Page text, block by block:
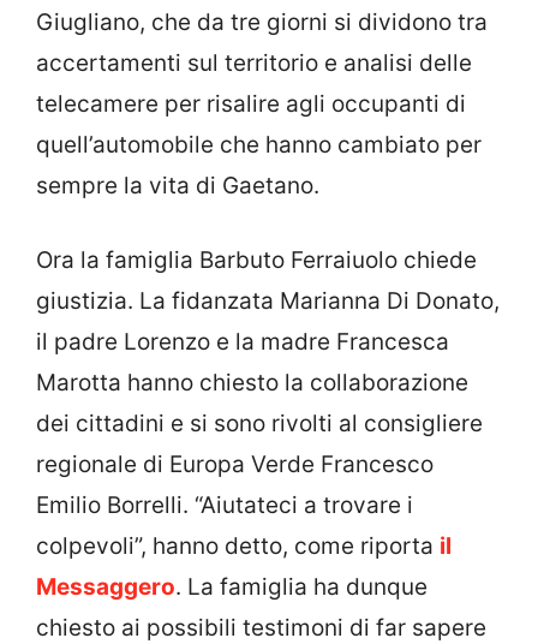
Giugliano, che da tre giorni si dividono tra
accertamenti sul territorio e analisi delle
telecamere per risalire agli occupanti di
quell’automobile che hanno cambiato per
sempre la vita di Gaetano.
Ora la famiglia Barbuto Ferraiuolo chiede
giustizia. La fidanzata Marianna Di Donato,
il padre Lorenzo e la madre Francesca
Marotta hanno chiesto la collaborazione
dei cittadini e si sono rivolti al consigliere
regionale di Europa Verde Francesco
Emilio Borrelli. “Aiutateci a trovare i
colpevoli”, hanno detto, come riporta il
Messaggero. La famiglia ha dunque
chiesto ai possibili testimoni di far sapere